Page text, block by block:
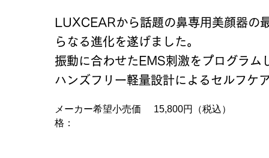
LUXCEARから話題の鼻専用美顔器
らなる進化を遂げました。
振動に合わせたEMS刺激をプログラ
ハンズフリー軽量設計によるセルフケ
メーカー希望小売価
格：
15,800円（税込）